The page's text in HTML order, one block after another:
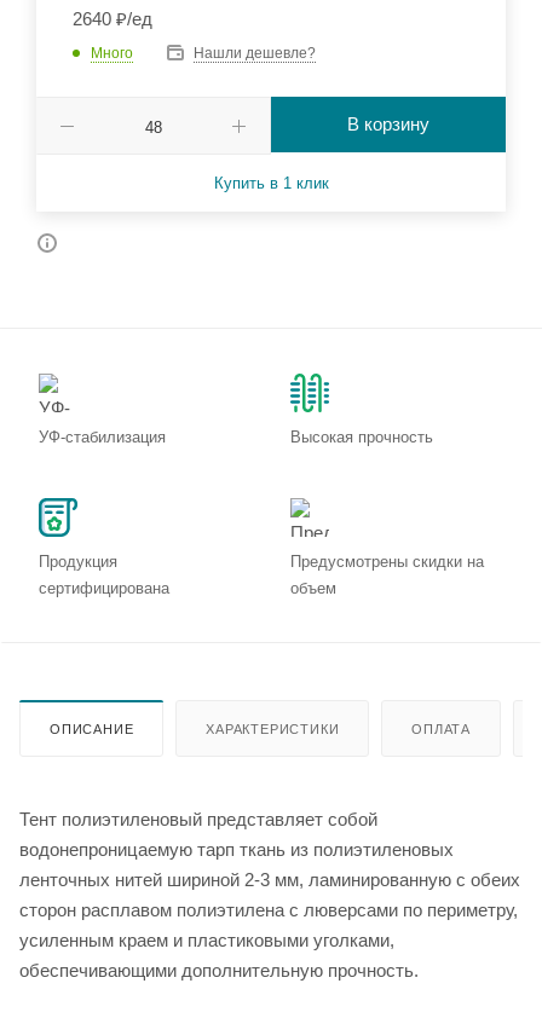
2640 ₽/ед
Много Нашли дешевле?
В корзину
Купить в 1 клик
УФ-стабилизация Высокая прочность
Продукция
сертифицирована
Предусмотрены скидки на
объем
ОПИСАНИЕ ХАРАКТЕРИСТИКИ ОПЛАТА
Тент полиэтиленовый представляет собой
водонепроницаемую тарп ткань из полиэтиленовых
ленточных нитей шириной 2-3 мм, ламинированную с обеих
сторон расплавом полиэтилена с люверсами по периметру,
усиленным краем и пластиковыми уголками,
обеспечивающими дополнительную прочность.